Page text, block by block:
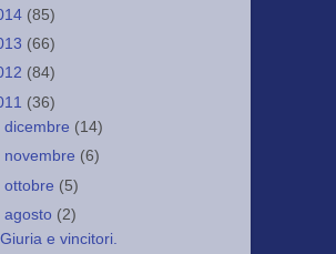
(85)
(66)
(84)
(36)
dicembre (14)
novembre (6)
ottobre (5)
agosto (2)
Giuria e vincitori.